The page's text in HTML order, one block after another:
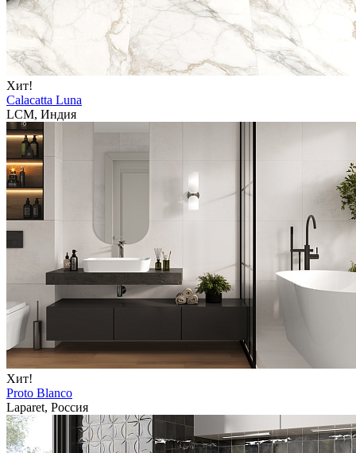
Хит!
Calacatta Luna
LCM, Индия
Хит!
Proto Blanco
Laparet, Россия